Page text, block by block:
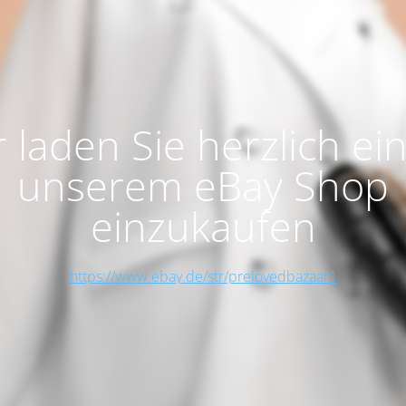
laden Sie herzlich
unserem eBay Shop
einzukaufen
https://www.ebay.de/str/prelovedbazaar1